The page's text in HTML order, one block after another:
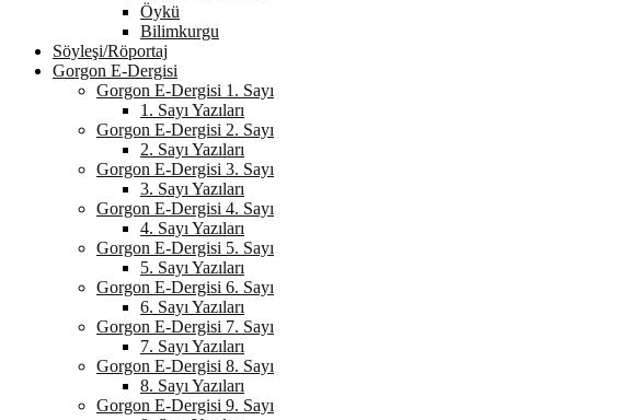
Öykü
Bilimkurgu
Söyleşi/Röportaj
Gorgon E-Dergisi
Gorgon E-Dergisi 1. Sayı
1. Sayı Yazıları
Gorgon E-Dergisi 2. Sayı
2. Sayı Yazıları
Gorgon E-Dergisi 3. Sayı
3. Sayı Yazıları
Gorgon E-Dergisi 4. Sayı
4. Sayı Yazıları
Gorgon E-Dergisi 5. Sayı
5. Sayı Yazıları
Gorgon E-Dergisi 6. Sayı
6. Sayı Yazıları
Gorgon E-Dergisi 7. Sayı
7. Sayı Yazıları
Gorgon E-Dergisi 8. Sayı
8. Sayı Yazıları
Gorgon E-Dergisi 9. Sayı